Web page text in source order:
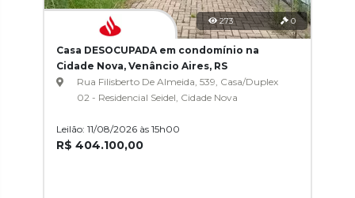
273 0
Casa DESOCUPADA em condomínio na
Cidade Nova, Venâncio Aires, RS
Rua Filisberto De Almeida, 539, Casa/Duplex
02 - Residencial Seidel, Cidade Nova
Leilão: 11/08/2026 às 15h00
R$ 404.100,00